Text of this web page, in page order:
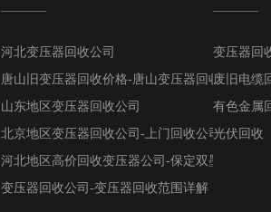
河北变压器回收公司
唐山旧变压器回收价格-唐山变压器回收公司
山东地区变压器回收公司
北京地区变压器回收公司-上门回收公司
河北地区高价回收变压器公司-保定双墨回收公司
变压器回收公司-变压器回收范围详解
变压器回
废旧电缆
有色金属
光伏回收